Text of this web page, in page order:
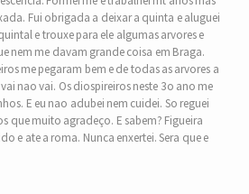
Fui obrigada a deixar a quinta e aluguei
e trouxe para ele algumas arvores e
nem me davam grande coisa em Braga.
me pegaram bem e de todas as arvores a
nao vai. Os diospireiros neste 3o ano me
E eu nao adubei nem cuidei. So reguei
que muito agradeço. E sabem? Figueira
e ate a roma. Nunca enxertei. Sera que e